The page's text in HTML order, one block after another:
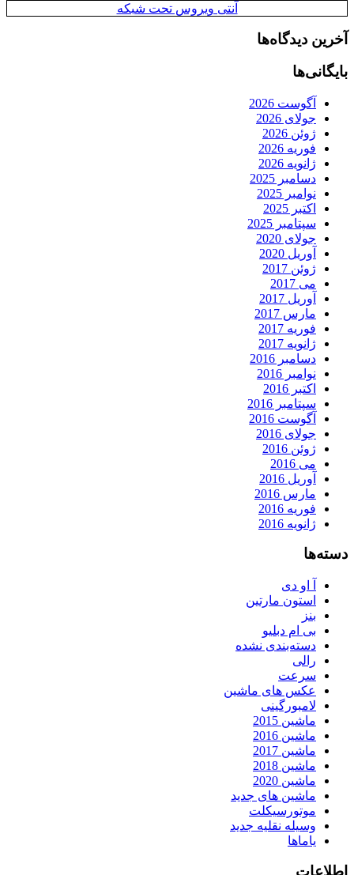
آنتی ویروس تحت شبکه
آخرین دیدگاه‌ها
بایگانی‌ها
آگوست 2026
جولای 2026
ژوئن 2026
فوریه 2026
ژانویه 2026
دسامبر 2025
نوامبر 2025
اکتبر 2025
سپتامبر 2025
جولای 2020
آوریل 2020
ژوئن 2017
می 2017
آوریل 2017
مارس 2017
فوریه 2017
ژانویه 2017
دسامبر 2016
نوامبر 2016
اکتبر 2016
سپتامبر 2016
آگوست 2016
جولای 2016
ژوئن 2016
می 2016
آوریل 2016
مارس 2016
فوریه 2016
ژانویه 2016
دسته‌ها
آ او دی
استون مارتین
بنز
بی ام دبلیو
دسته‌بندی نشده
رالی
سرعت
عکس های ماشین
لامبورگینی
ماشین 2015
ماشین 2016
ماشین 2017
ماشین 2018
ماشین 2020
ماشین های جدید
موتورسیکلت
وسیله نقلیه جدید
یاماها
اطلاعات